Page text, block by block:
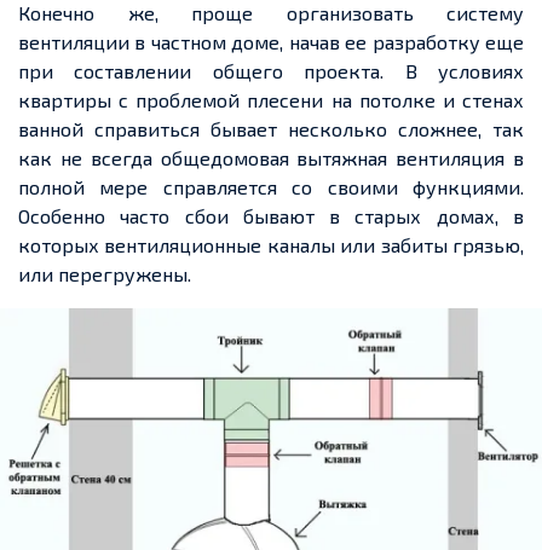
Конечно же, проще организовать систему
вентиляции в частном доме, начав ее разработку еще
при составлении общего проекта. В условиях
квартиры с проблемой плесени на потолке и стенах
ванной справиться бывает несколько сложнее, так
как не всегда общедомовая вытяжная вентиляция в
полной мере справляется со своими функциями.
Особенно часто сбои бывают в старых домах, в
которых вентиляционные каналы или забиты грязью,
или перегружены.